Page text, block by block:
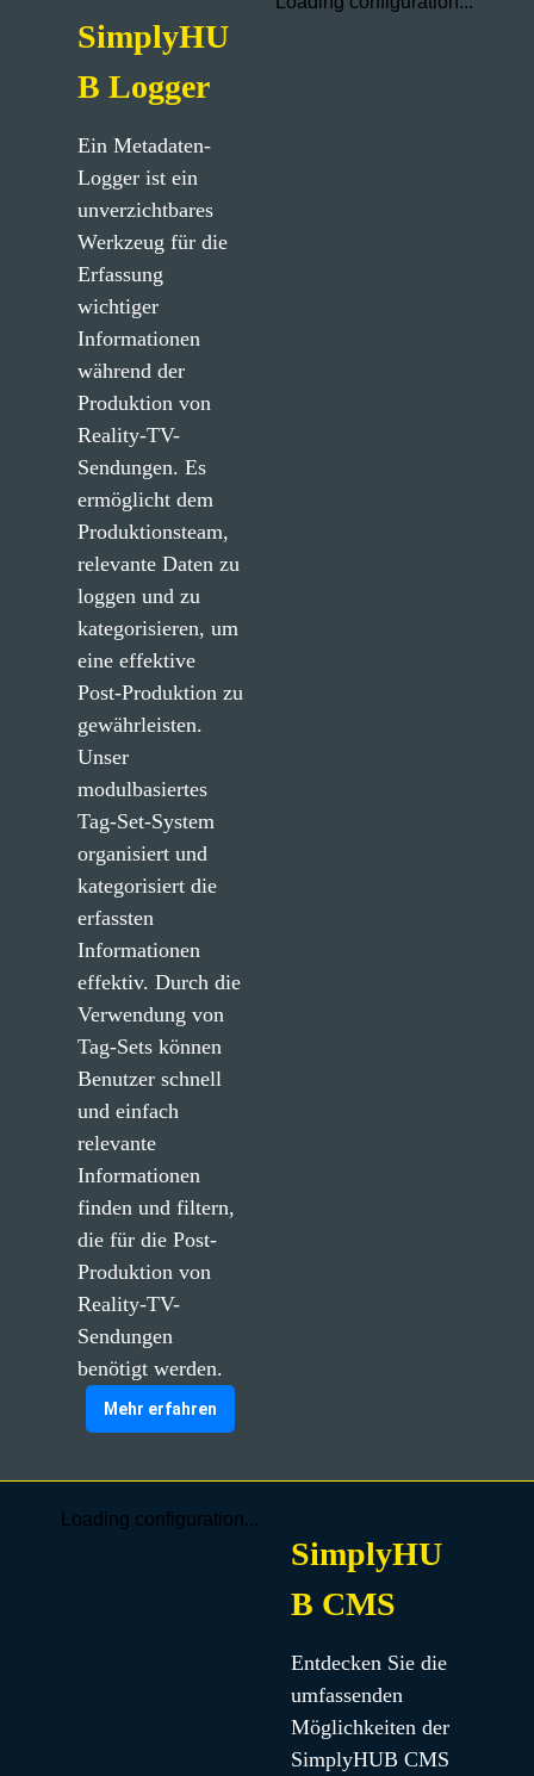
SimplyHU
B Logger
Ein Metadaten-
Logger ist ein
unverzichtbares
Werkzeug für die
Erfassung
wichtiger
Informationen
während der
Produktion von
Reality-TV-
Sendungen. Es
ermöglicht dem
Produktionsteam,
relevante Daten zu
loggen und zu
kategorisieren, um
eine effektive
Post-Produktion zu
gewährleisten.
Unser
modulbasiertes
Tag-Set-System
organisiert und
kategorisiert die
erfassten
Informationen
effektiv. Durch die
Verwendung von
Tag-Sets können
Benutzer schnell
und einfach
relevante
Informationen
finden und filtern,
die für die Post-
Produktion von
Reality-TV-
Sendungen
benötigt werden.
Mehr erfahren
Loading configuration...
SimplyHU
B CMS
Entdecken Sie die
umfassenden
Möglichkeiten der
SimplyHUB CMS